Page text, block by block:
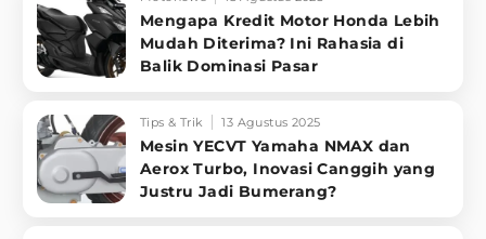
Mengapa Kredit Motor Honda Lebih
Mudah Diterima? Ini Rahasia di
Balik Dominasi Pasar
Tips & Trik 13 Agustus 2025
Mesin YECVT Yamaha NMAX dan
Aerox Turbo, Inovasi Canggih yang
Justru Jadi Bumerang?